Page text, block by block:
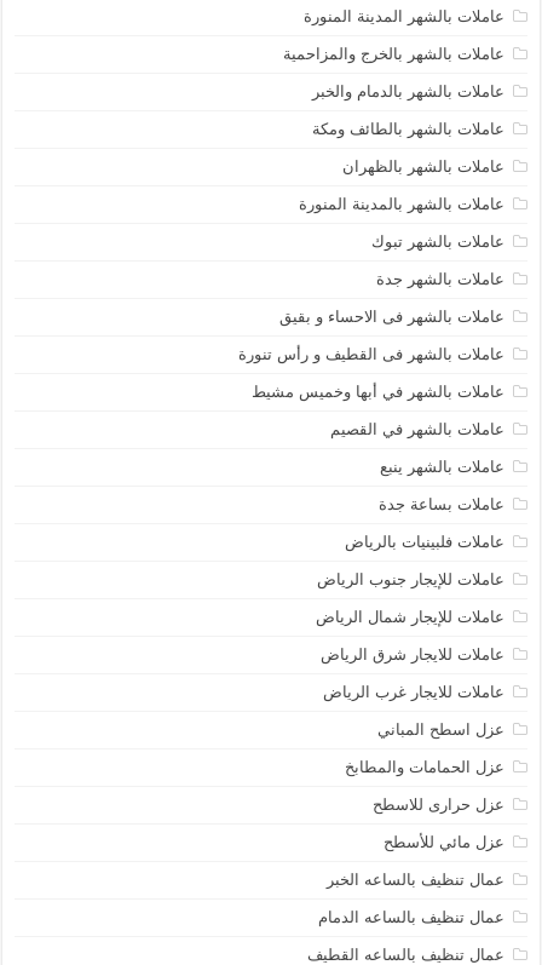
عاملات بالشهر المدينة المنورة
عاملات بالشهر بالخرج والمزاحمية
عاملات بالشهر بالدمام والخبر
عاملات بالشهر بالطائف ومكة
عاملات بالشهر بالظهران
عاملات بالشهر بالمدينة المنورة
عاملات بالشهر تبوك
عاملات بالشهر جدة
عاملات بالشهر فى الاحساء و بقيق
عاملات بالشهر فى القطيف و رأس تنورة
عاملات بالشهر في أبها وخميس مشيط
عاملات بالشهر في القصيم
عاملات بالشهر ينبع
عاملات بساعة جدة
عاملات فلبينيات بالرياض
عاملات للإيجار جنوب الرياض
عاملات للإيجار شمال الرياض
عاملات للايجار شرق الرياض
عاملات للايجار غرب الرياض
عزل اسطح المباني
عزل الحمامات والمطابخ
عزل حرارى للاسطح
عزل مائي للأسطح
عمال تنظيف بالساعه الخبر
عمال تنظيف بالساعه الدمام
عمال تنظيف بالساعه القطيف